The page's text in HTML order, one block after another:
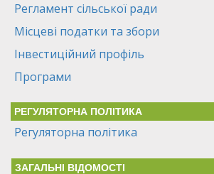
Регламент сільської ради
Місцеві податки та збори
Інвестиційний профіль
Програми
РЕГУЛЯТОРНА ПОЛІТИКА
Регуляторна політика
ЗАГАЛЬНІ ВІДОМОСТІ